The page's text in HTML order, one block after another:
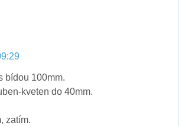
bídou 100mm.
kveten do 40mm.
zatím.